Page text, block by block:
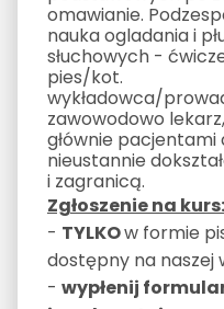
omawianie.
nauka ogladania i
słuchowych -
pies/kot.
wykładowca/
zawowodowo
głównie
nieustannie
i zagranicą.
Zgłoszenie na kurs:
- TYLKOw formie
dostępny na naszej
- wypłenij